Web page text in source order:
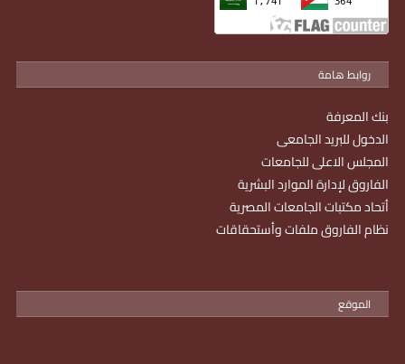
روابط هامة
بنك المعرفة
الدخول للبريد الجامعى
المجلس الاعلى للجامعات
الفاروق لإدارة الموارد البشرية
أتحاد مكتبات الجامعات المصرية
نظام الفاروق ملفات وأستحقاقات
الموقع